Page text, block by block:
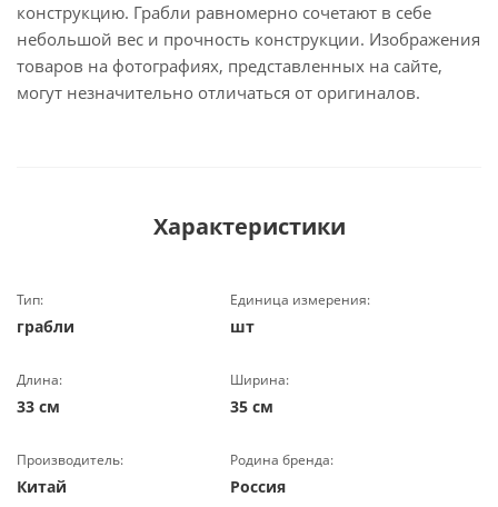
конструкцию. Грабли равномерно сочетают в себе
небольшой вес и прочность конструкции. Изображения
товаров на фотографиях, представленных на сайте,
могут незначительно отличаться от оригиналов.
Характеристики
Тип:
грабли
Единица измерения:
шт
Длина:
33 см
Ширина:
35 см
Производитель:
Китай
Родина бренда:
Россия